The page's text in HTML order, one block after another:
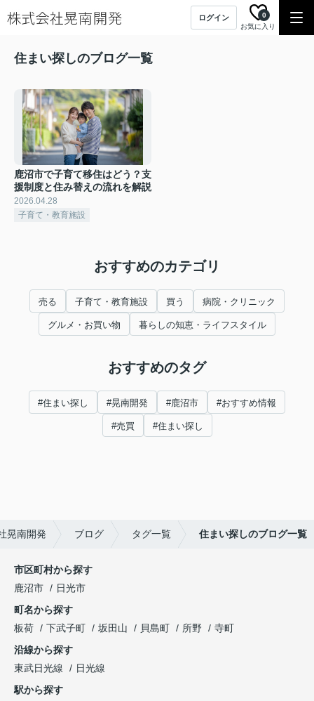
ログイン
お気に入り
0
住まい探しのブログ一覧
鹿沼市で子育て移住はどう？支
援制度と住み替えの流れを解説
2026.04.28
子育て・教育施設
おすすめのカテゴリ
売る 子育て・教育施設 買う 病院・クリニック
グルメ・お買い物 暮らしの知恵・ライフスタイル
おすすめのタグ
#住まい探し #晃南開発 #鹿沼市 #おすすめ情報
#売買 #住まい探し
晃南開発 ブログ タグ一覧 住まい探しのブログ一覧
市区町村から探す
鹿沼市
日光市
町名から探す
板荷
下武子町 坂田山 貝島町 所野
寺町
沿線から探す
東武日光線
日光線
駅から探す